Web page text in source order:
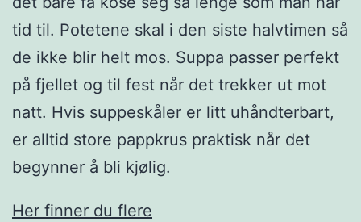
tid til. Potetene skal i den siste halvtimen så
de ikke blir helt mos. Suppa passer perfekt
på fjellet og til fest når det trekker ut mot
natt. Hvis suppeskåler er litt uhåndterbart,
er alltid store pappkrus praktisk når det
begynner å bli kjølig.
Her finner du flere